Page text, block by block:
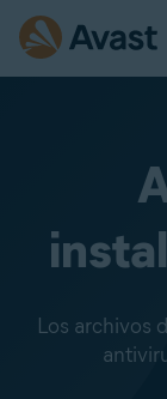
Los archivos